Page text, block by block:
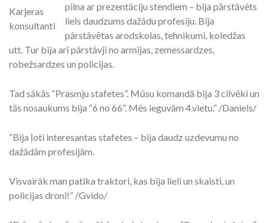
Karjeras
konsultanti
pilna ar prezentāciju stendiem – bija pārstāvēts
liels daudzums dažādu profesiju. Bija
pārstāvētas arodskolas, tehnikumi, koledžas
utt. Tur bija arī pārstāvji no armijas, zemessardzes,
robežsardzes un policijas.
Tad sākās “Prasmju stafetes”. Mūsu komandā bija 3 cilvēki un
tās nosaukums bija “6 no 66”. Mēs ieguvām 4.vietu.” /Daniels/
“Bija ļoti interesantas stafetes – bija daudz uzdevumu no
dažādām profesijām.
Visvairāk man patika traktori, kas bija lieli un skaisti, un
policijas droni!” /Gvido/